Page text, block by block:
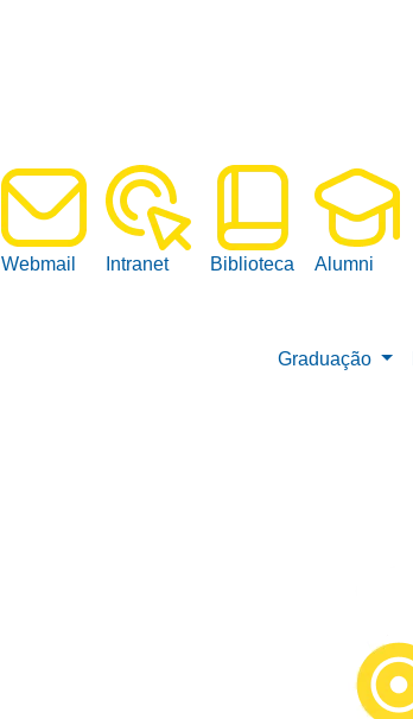
Webmail Intranet Biblioteca Alumni
Graduação